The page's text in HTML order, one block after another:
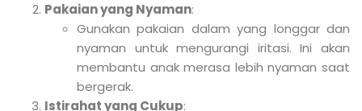
Pakaian yang Nyaman:
Gunakan pakaian dalam yang longgar dan
nyaman untuk mengurangi iritasi. Ini akan
membantu anak merasa lebih nyaman saat
bergerak.
Istirahat yang Cukup: